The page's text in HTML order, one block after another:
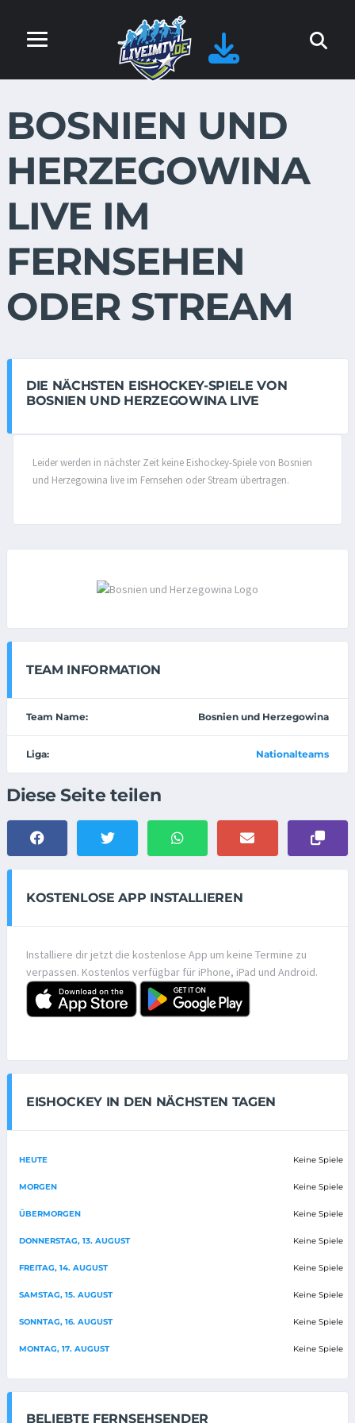
BOSNIEN UND
HERZEGOWINA
LIVE IM
FERNSEHEN
ODER STREAM
DIE NÄCHSTEN EISHOCKEY-SPIELE VON
BOSNIEN UND HERZEGOWINA LIVE
Leider werden in nächster Zeit keine Eishockey-Spiele von Bosnien
und Herzegowina live im Fernsehen oder Stream übertragen.
TEAM INFORMATION
Team Name: Bosnien und Herzegowina
Liga: Nationalteams
Diese Seite teilen
KOSTENLOSE APP INSTALLIEREN
Installiere dir jetzt die kostenlose App um keine Termine zu
verpassen. Kostenlos verfügbar für iPhone, iPad und Android.
EISHOCKEY IN DEN NÄCHSTEN TAGEN
HEUTE Keine Spiele
MORGEN Keine Spiele
ÜBERMORGEN Keine Spiele
DONNERSTAG, 13. AUGUST Keine Spiele
FREITAG, 14. AUGUST Keine Spiele
SAMSTAG, 15. AUGUST Keine Spiele
SONNTAG, 16. AUGUST Keine Spiele
MONTAG, 17. AUGUST Keine Spiele
BELIEBTE FERNSEHSENDER